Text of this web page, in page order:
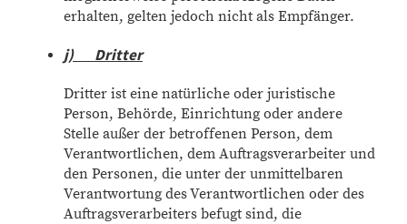
erhalten, gelten jedoch nicht als Empfänger.
j) Dritter
Dritter ist eine natürliche oder juristische
Person, Behörde, Einrichtung oder andere
Stelle außer der betroffenen Person, dem
Verantwortlichen, dem Auftragsverarbeiter und
den Personen, die unter der unmittelbaren
Verantwortung des Verantwortlichen oder des
Auftragsverarbeiters befugt sind, die